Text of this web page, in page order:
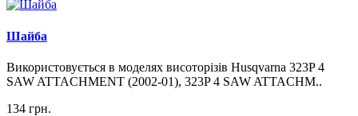
Шайба
Використовується в моделях висоторізів Husqvarna 323P 4
SAW ATTACHMENT (2002-01), 323P 4 SAW ATTACHM..
134 грн.